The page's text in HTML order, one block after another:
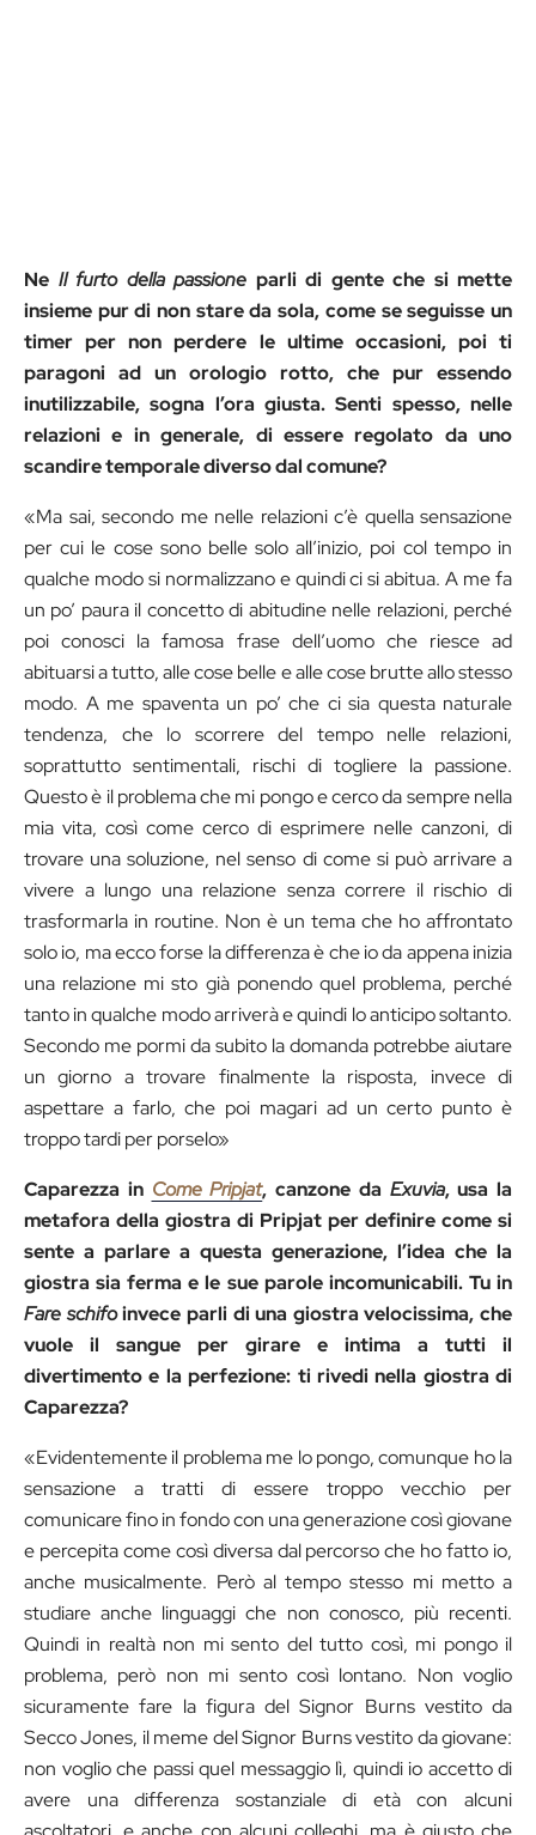
Ne Il furto della passione parli di gente che si mette
insieme pur di non stare da sola, come se seguisse un
timer per non perdere le ultime occasioni, poi ti
paragoni ad un orologio rotto, che pur essendo
inutilizzabile, sogna l’ora giusta. Senti spesso, nelle
relazioni e in generale, di essere regolato da uno
scandire temporale diverso dal comune?
«Ma sai, secondo me nelle relazioni c’è quella sensazione
per cui le cose sono belle solo all’inizio, poi col tempo in
qualche modo si normalizzano e quindi ci si abitua. A me fa
un po’ paura il concetto di abitudine nelle relazioni, perché
poi conosci la famosa frase dell’uomo che riesce ad
abituarsi a tutto, alle cose belle e alle cose brutte allo stesso
modo. A me spaventa un po’ che ci sia questa naturale
tendenza, che lo scorrere del tempo nelle relazioni,
soprattutto sentimentali, rischi di togliere la passione.
Questo è il problema che mi pongo e cerco da sempre nella
mia vita, così come cerco di esprimere nelle canzoni, di
trovare una soluzione, nel senso di come si può arrivare a
vivere a lungo una relazione senza correre il rischio di
trasformarla in routine. Non è un tema che ho affrontato
solo io, ma ecco forse la differenza è che io da appena inizia
una relazione mi sto già ponendo quel problema, perché
tanto in qualche modo arriverà e quindi lo anticipo soltanto.
Secondo me pormi da subito la domanda potrebbe aiutare
un giorno a trovare finalmente la risposta, invece di
aspettare a farlo, che poi magari ad un certo punto è
troppo tardi per porselo»
Caparezza in Come Pripjat, canzone da Exuvia, usa la
metafora della giostra di Pripjat per definire come si
sente a parlare a questa generazione, l’idea che la
giostra sia ferma e le sue parole incomunicabili. Tu in
Fare schifoinvece parli di una giostra velocissima, che
vuole il sangue per girare e intima a tutti il
divertimento e la perfezione: ti rivedi nella giostra di
Caparezza?
«Evidentemente il problema me lo pongo, comunque ho la
sensazione a tratti di essere troppo vecchio per
comunicare fino in fondo con una generazione così giovane
e percepita come così diversa dal percorso che ho fatto io,
anche musicalmente. Però al tempo stesso mi metto a
studiare anche linguaggi che non conosco, più recenti.
Quindi in realtà non mi sento del tutto così, mi pongo il
problema, però non mi sento così lontano. Non voglio
sicuramente fare la figura del Signor Burns vestito da
Secco Jones, il meme del Signor Burns vestito da giovane:
non voglio che passi quel messaggio lì, quindi io accetto di
avere una differenza sostanziale di età con alcuni